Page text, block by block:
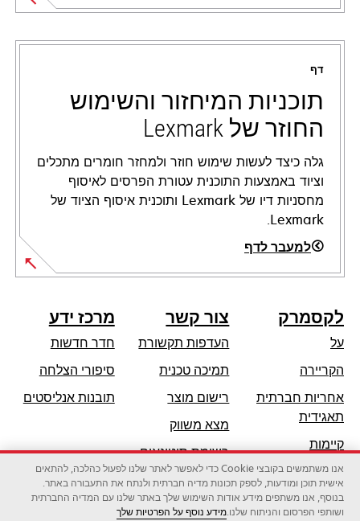
opens
in
new
tab
דף
תוכניות המיחזור והשימוש
החוזר של Lexmark
גלה כיצד לעשות שימוש חוזר ולמחזר חומרים מתכלים
וציוד באמצעות התוכנית עטורת הפרסים לאיסוף
מחסניות דיו של Lexmark ותוכנית איסוף הציוד של
Lexmark.
למעבר לדף
לקסמרק
על
הקריירה
אחריות חברתית
תאגידיתopens
a
new
tab
קיימות
שותפי לקסמרק
צור קשר
העדפות תקשורת
תמיכה טכניתopens
tab
רישום מוצר
מצא משווק
רשימת סיטונאים
מרכז ידע
חדר חדשות
סיפורי הצלחה
תובנות אנליסטים
אנו משתמשים בקובצי Cookie כדי לאפשר לאתר שלנו לפעול כהלכה, להתאים
אישית תוכן ומודעות, לספק תכונות מדיה חברתית ולנתח את התעבורה באתר.
בנוסף, אנו משתפים מידע אודות השימוש שלך באתר שלנו עם המדיה החברתית
ושותפי הפרסום והניתוח שלנו.מידע נוסף על הפרטיות שלך